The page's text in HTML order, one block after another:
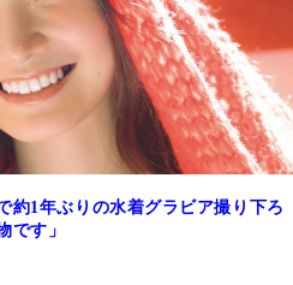
約1年ぶりの水着グラビア撮り下ろ
です」